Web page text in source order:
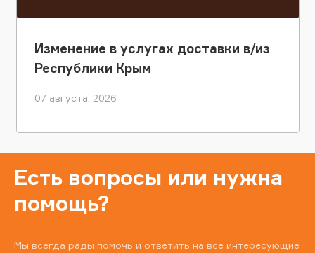
Изменение в услугах доставки в/из
Республики Крым
07 августа, 2026
Есть вопросы или нужна
помощь?
Мы всегда рады помочь и ответить на все интересующие